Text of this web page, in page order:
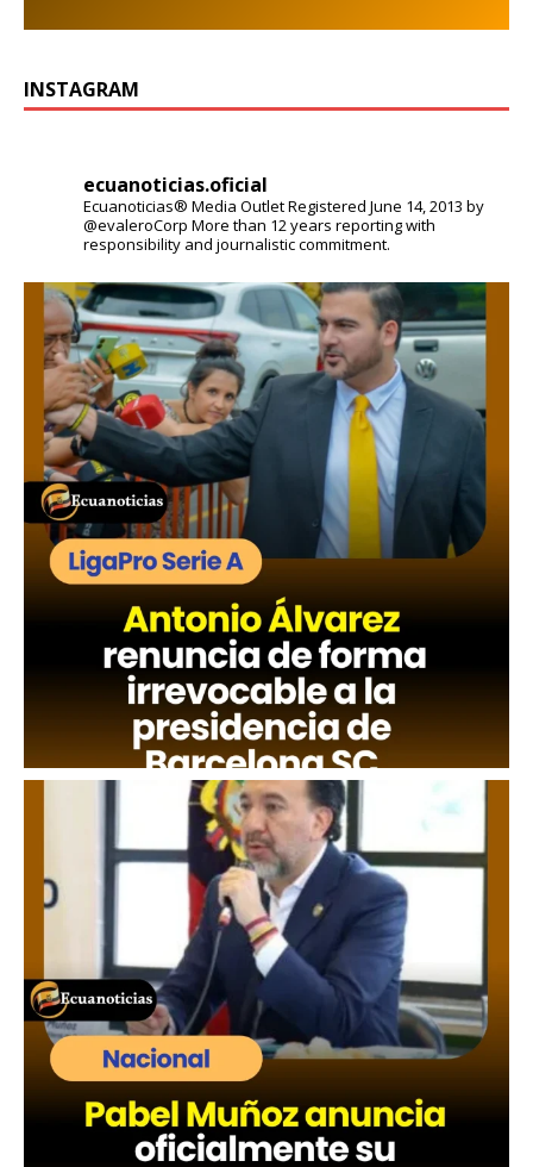
INSTAGRAM
ecuanoticias.oficial
Ecuanoticias® Media OutletRegistered June 14, 2013 by
@evaleroCorp More than 12 years reporting with
responsibility and journalistic commitment.